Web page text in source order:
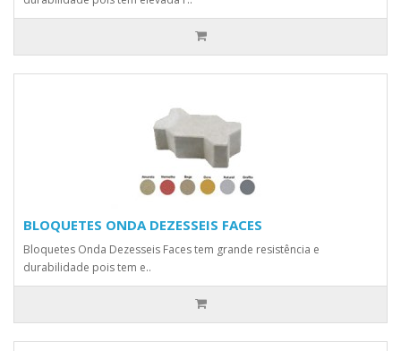
BLOQUETES ONDA DEZESSEIS FACES
Bloquetes Onda Dezesseis Faces tem grande resistência e
durabilidade pois tem e..